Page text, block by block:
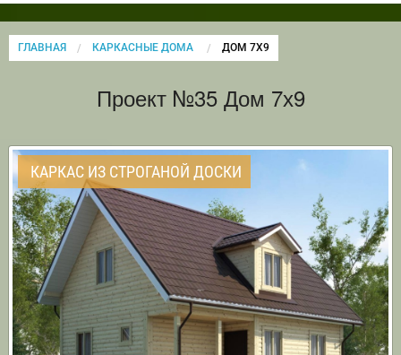
ГЛАВНАЯ КАРКАСНЫЕ ДОМА CURRENT:
ДОМ 7Х9
Проект №35 Дом 7х9
КАРКАС ИЗ СТРОГАНОЙ ДОСКИ